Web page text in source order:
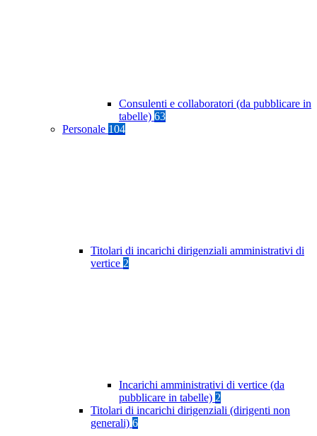
Consulenti e collaboratori (da pubblicare in
tabelle) 63
Personale 104
Titolari di incarichi dirigenziali amministrativi di
vertice 2
Incarichi amministrativi di vertice (da
pubblicare in tabelle) 2
Titolari di incarichi dirigenziali (dirigenti non
generali) 6